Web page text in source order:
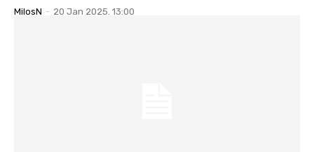
MilosN - 20 Jan 2025. 13:00